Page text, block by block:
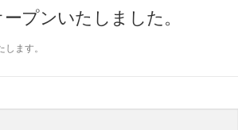
プンいたしました。
ます。